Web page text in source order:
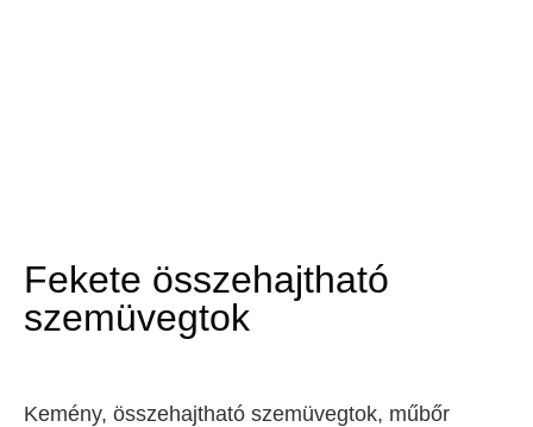
Fekete összehajtható
szemüvegtok
Kemény, összehajtható szemüvegtok, műbőr